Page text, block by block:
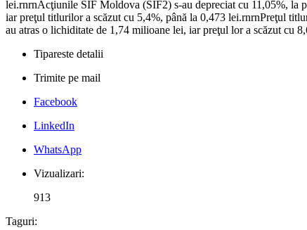
lei.rnrnAcţiunile SIF Moldova (SIF2) s-au depreciat cu 11,05%, la
iar preţul titlurilor a scăzut cu 5,4%, până la 0,473 lei.rnrnPreţul
au atras o lichiditate de 1,74 milioane lei, iar preţul lor a scăzut cu
Tipareste detalii
Trimite pe mail
Facebook
LinkedIn
WhatsApp
Vizualizari:
913
Taguri: